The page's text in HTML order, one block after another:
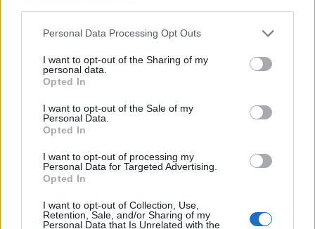
Please note that this website/app uses one or more Google
not limited to your visit or usage behaviour. You may click to
grant or deny consent to Google and its third-party tags to
use your data for below specified purposes in below Google
consent section.
Personal Data Processing Opt Outs
I want to opt-out of the Sharing of my
personal data.
Opted In
I want to opt-out of the Sale of my
Personal Data.
Opted In
I want to opt-out of processing my
Personal Data for Targeted Advertising.
Opted In
I want to opt-out of Collection, Use,
Retention, Sale, and/or Sharing of my
Personal Data that Is Unrelated with the
Az ünnep, ami nem szólhat arról,
hogy „dehát egyszer egy évben bírd
megengedő karácsonyozásról és az ünnepek
körüli öngondoskodás kiemelt fontosságáról
NeuroHarmonia2020•2024. december 02.
[A teljes cikk olvasási ideje kb. 8-12 perc]
A karácsonyi időszakban – és ehhez egyáltalán nem